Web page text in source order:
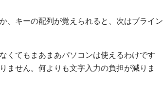
、キーの配列が覚えられると、次はブライン
くてもまあまあパソコンは使えるわけです
ません。何よりも文字入力の負担が減りま